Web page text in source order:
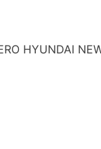
HYUNDAI